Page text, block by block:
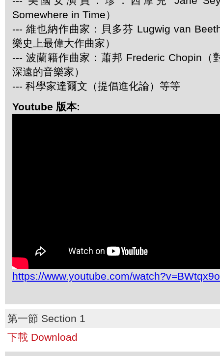
Somewhere in Time）
--- 維也納作曲家：貝多芬 Lugwig van
樂史上最偉大作曲家）
--- 波蘭籍作曲家：蕭邦 Frederic Chopin（
深遠的音樂家）
--- 科學家達爾文（提倡進化論）等等
Youtube 版本:
https://www.youtube.com/
第一節 Section 1
下載 Download